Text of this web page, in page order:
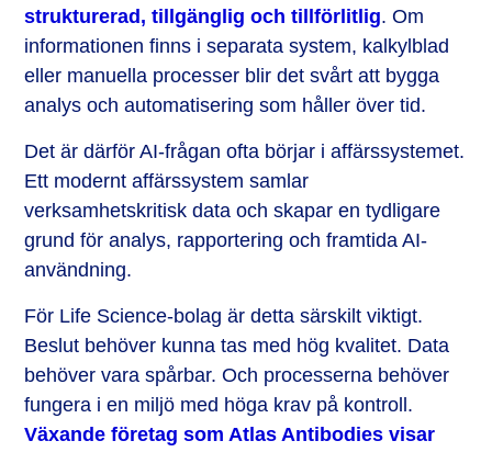
strukturerad, tillgänglig och tillförlitlig. Om
informationen finns i separata system, kalkylblad
eller manuella processer blir det svårt att bygga
analys och automatisering som håller över tid.
Det är därför AI-frågan ofta börjar i affärssystemet.
Ett modernt affärssystem samlar
verksamhetskritisk data och skapar en tydligare
grund för analys, rapportering och framtida AI-
användning.
För Life Science-bolag är detta särskilt viktigt.
Beslut behöver kunna tas med hög kvalitet. Data
behöver vara spårbar. Och processerna behöver
fungera i en miljö med höga krav på kontroll.
Växande företag som Atlas Antibodies visar